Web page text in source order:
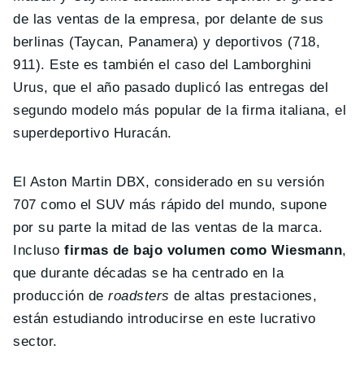
de las ventas de la empresa, por delante de sus
berlinas (Taycan, Panamera) y deportivos (718,
911). Este es también el caso del Lamborghini
Urus, que el año pasado duplicó las entregas del
segundo modelo más popular de la firma italiana, el
superdeportivo Huracán.
El Aston Martin DBX, considerado en su versión
707 como el SUV más rápido del mundo, supone
por su parte la mitad de las ventas de la marca.
Incluso firmas de bajo volumen como Wiesmann,
que durante décadas se ha centrado en la
producción deroadsters de altas prestaciones,
están estudiando introducirse en este lucrativo
sector.